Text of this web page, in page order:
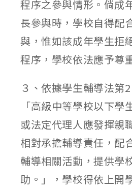
程序之參與情形。倘成
長參與時，學校自得配
與，惟如該成年學生拒
程序，學校依法應予尊
３、依據學生輔導法第
「高級中等學校以下學
或法定代理人應發揮親
相對承擔輔導責任，配
輔導相關活動，提供學
助。」，學校得依上開